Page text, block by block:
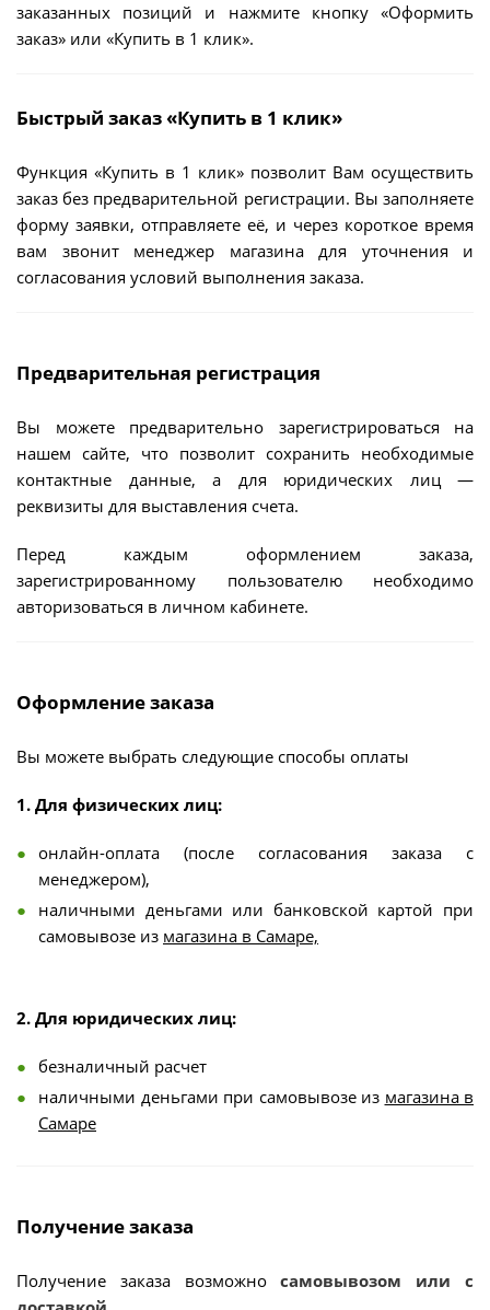
заказанных позиций и нажмите кнопку «Оформить
заказ» или «Купить в 1 клик».
Быстрый заказ «Купить в 1 клик»
Функция «Купить в 1 клик» позволит Вам осуществить
заказ без предварительной регистрации. Вы заполняете
форму заявки, отправляете её, и через короткое время
вам звонит менеджер магазина для уточнения и
согласования условий выполнения заказа.
Предварительная регистрация
Вы можете предварительно зарегистрироваться на
нашем сайте, что позволит сохранить необходимые
контактные данные, а для юридических лиц —
реквизиты для выставления счета.
Перед каждым оформлением заказа,
зарегистрированному пользователю необходимо
авторизоваться в личном кабинете.
Оформление заказа
Вы можете выбрать следующие способы оплаты
1. Для физических лиц:
онлайн-оплата (после согласования заказа с
менеджером),
наличными деньгами или банковской картой при
самовывозе из магазина в Самаре,
2. Для юридических лиц:
безналичный расчет
наличными деньгами при самовывозе из магазина в
Самаре
Получение заказа
Получение заказа возможносамовывозом или с